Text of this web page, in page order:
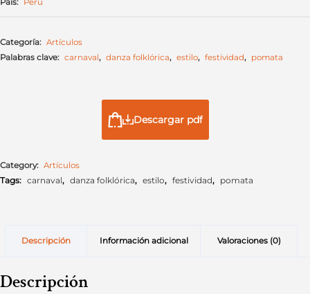
Categoría: Artículos
Palabras clave: carnaval, danza folklórica, estilo, festividad, pomata
Descargar pdf
Category: Artículos
Tags: carnaval, danza folklórica, estilo, festividad, pomata
Descripción Información adicional Valoraciones (0)
Descripción